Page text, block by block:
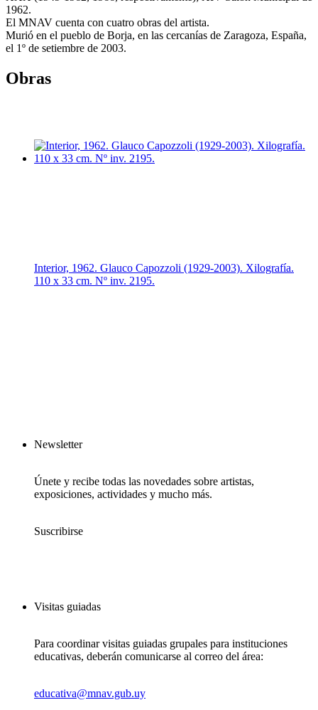
1962.
El MNAV cuenta con cuatro obras del artista.
Murió en el pueblo de Borja, en las cercanías de Zaragoza, España,
el 1º de setiembre de 2003.
Obras
Interior, 1962. Glauco Capozzoli (1929-2003). Xilografía.
110 x 33 cm. Nº inv. 2195.
Newsletter
Únete y recibe todas las novedades sobre artistas,
exposiciones, actividades y mucho más.
Suscribirse
Visitas guiadas
Para coordinar visitas guiadas grupales para instituciones
educativas, deberán comunicarse al correo del área:
educativa@mnav.gub.uy